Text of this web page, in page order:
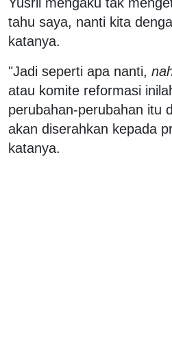
tahu saya, nanti kita
katanya.
"Jadi seperti apa nanti,
atau komite reformasi
perubahan-perubahan itu
akan diserahkan kepada
katanya.